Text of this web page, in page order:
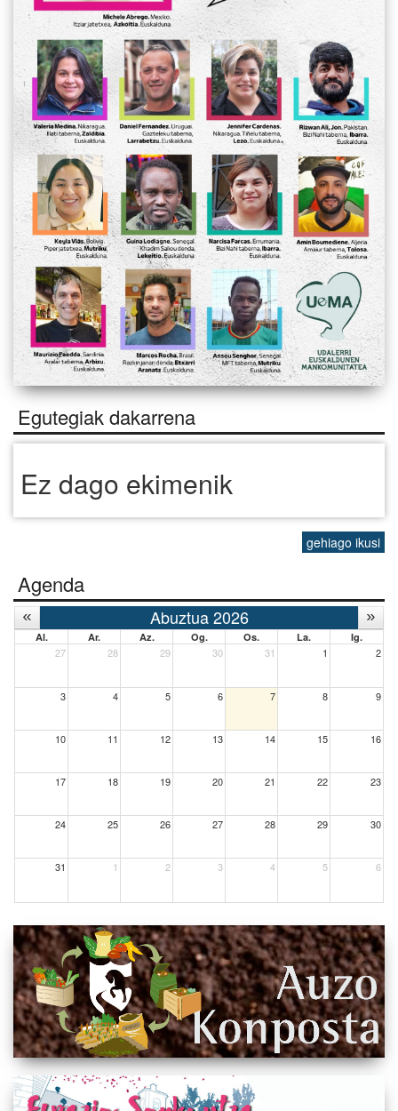
Egutegiak dakarrena
Ez dago ekimenik
gehiago ikusi
Agenda
Abuztua 2026
Al. Ar. Az. Og. Os. La. Ig.
27 28 29 30 31 1 2
3 4 5 6 7 8 9
10 11 12 13 14 15 16
17 18 19 20 21 22 23
24 25 26 27 28 29 30
31 1 2 3 4 5 6